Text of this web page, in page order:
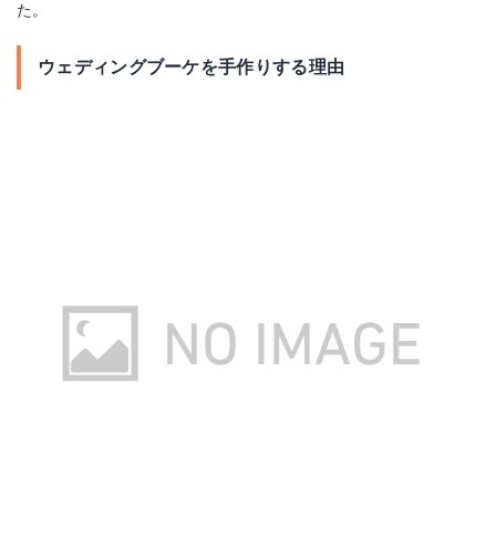
た。
ウェディングブーケを手作りする理由